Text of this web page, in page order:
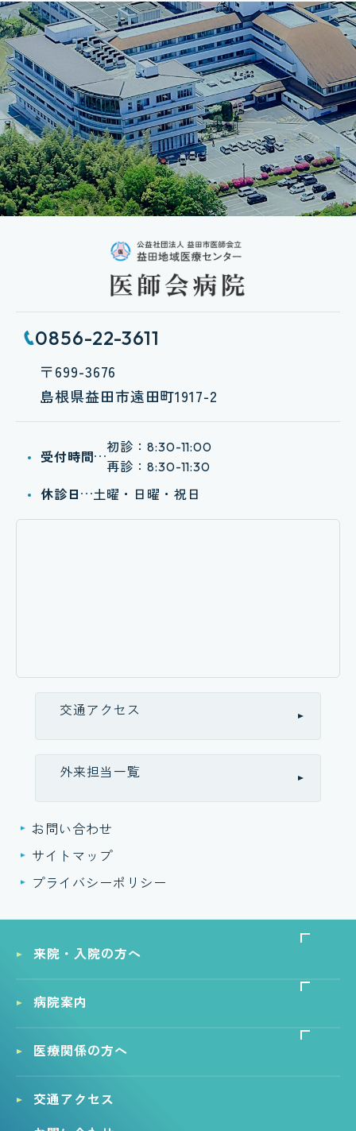
院長 齊藤 洋司
0856-22-3611
〒699-3676
島根県益田市遠田町1917-2
受付時間
初診： 8:30-11:00
再診： 8:30-11:30
休診日 土曜・日曜・祝日
交通アクセス
外来担当一覧
お問い合わせ
サイトマップ
プライバシーポリシー
来院・入院の方へ
病院案内
医療関係の方へ
交通アクセス